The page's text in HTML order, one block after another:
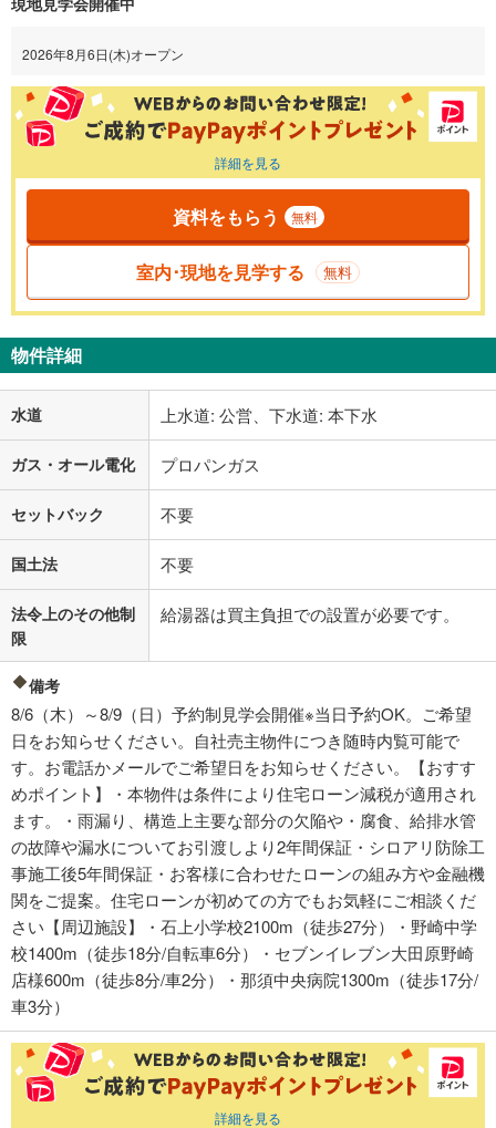
2026年8月6日(木)オープン
詳細を見る
資料をもらう 無料
室内･現地を見学する 無料
物件詳細
水道 上水道: 公営、下水道: 本下水
ガス・オール電化 プロパンガス
セットバック 不要
国土法 不要
法令上のその他制
限
給湯器は買主負担での設置が必要です。
備考
8/6（木）～8/9（日）予約制見学会開催※当日予約OK。ご希望
日をお知らせください。自社売主物件につき随時内覧可能で
す。お電話かメールでご希望日をお知らせください。【おすす
めポイント】・本物件は条件により住宅ローン減税が適用され
ます。・雨漏り、構造上主要な部分の欠陥や・腐食、給排水管
の故障や漏水についてお引渡しより2年間保証・シロアリ防除工
事施工後5年間保証・お客様に合わせたローンの組み方や金融機
関をご提案。住宅ローンが初めての方でもお気軽にご相談くだ
さい【周辺施設】・石上小学校2100m（徒歩27分）・野崎中学
校1400m（徒歩18分/自転車6分）・セブンイレブン大田原野崎
店様600m（徒歩8分/車2分）・那須中央病院1300m（徒歩17分/
車3分）
詳細を見る